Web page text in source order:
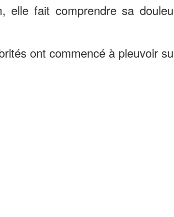
elle fait comprendre sa
ont commencé à pleuvoir